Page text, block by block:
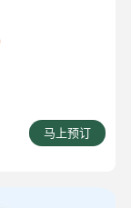
马上预订